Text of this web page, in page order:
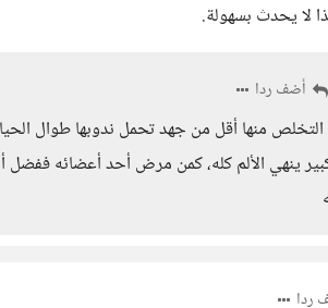
لا يحدث بسهولة.
أضف ردا
منها أقل من جهد تحمل ندوبها طوال
ينهي الألم كله، كمن مرض أحد أعضائه ففضل
ردا